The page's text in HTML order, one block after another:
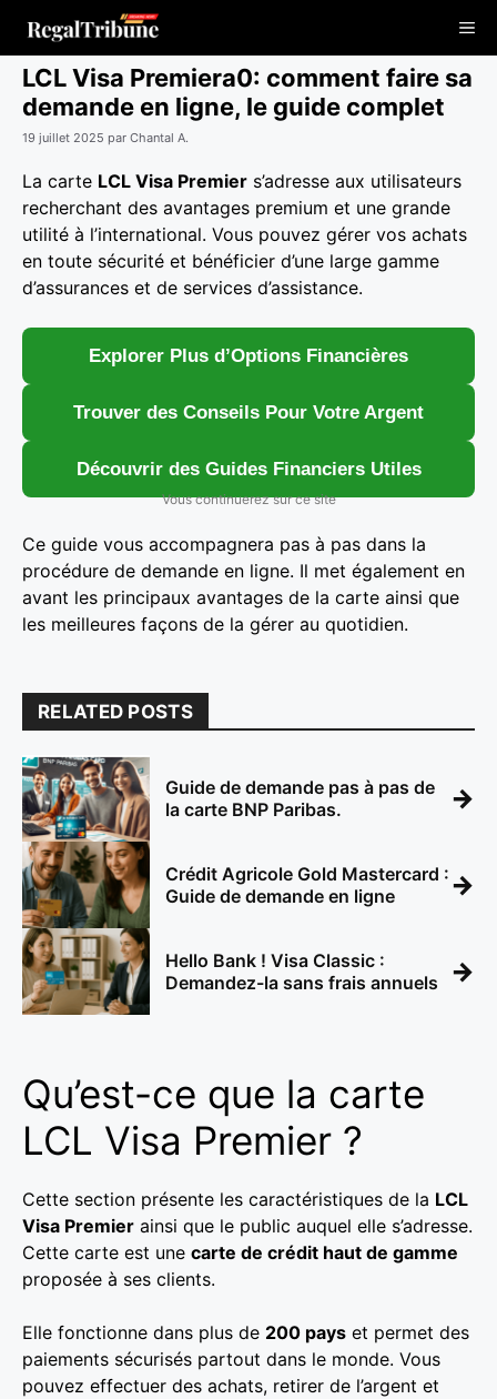
contenu
LCL Visa Premiera0: comment faire sa
demande en ligne, le guide complet
19 juillet 2025 par Chantal A.
La carte LCL Visa Premier s’adresse aux utilisateurs
recherchant des avantages premium et une grande
utilité à l’international. Vous pouvez gérer vos achats
en toute sécurité et bénéficier d’une large gamme
d’assurances et de services d’assistance.
Explorer Plus d’Options Financières
Trouver des Conseils Pour Votre Argent
Découvrir des Guides Financiers Utiles
Vous continuerez sur ce site
Ce guide vous accompagnera pas à pas dans la
procédure de demande en ligne. Il met également en
avant les principaux avantages de la carte ainsi que
les meilleures façons de la gérer au quotidien.
RELATED POSTS
Guide de demande pas à pas de
la carte BNP Paribas.
→
Crédit Agricole Gold Mastercard :
Guide de demande en ligne
→
Hello Bank ! Visa Classic :
Demandez-la sans frais annuels
→
Qu’est-ce que la carte
LCL Visa Premier ?
Cette section présente les caractéristiques de la LCL
Visa Premier ainsi que le public auquel elle s’adresse.
Cette carte est une carte de crédit haut de gamme
proposée à ses clients.
Elle fonctionne dans plus de 200 pays et permet des
paiements sécurisés partout dans le monde. Vous
pouvez effectuer des achats, retirer de l’argent et